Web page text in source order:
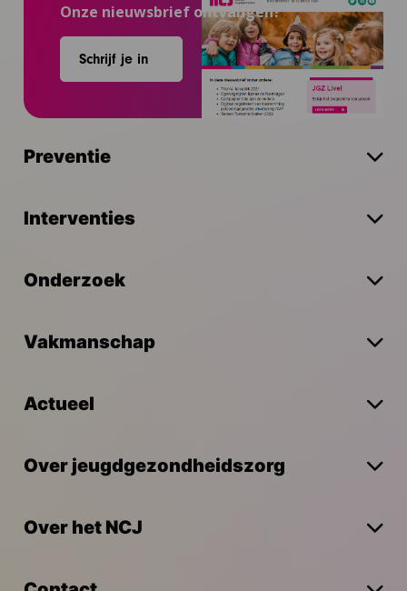
Onze nieuwsbrief ontvangen?
Schrijf je in
Preventie
Interventies
Onderzoek
Vakmanschap
Actueel
Over jeugdgezondheidszorg
Over het NCJ